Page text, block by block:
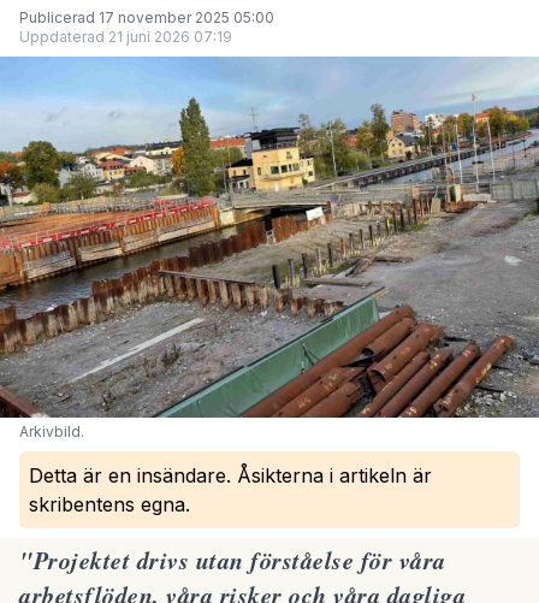
Publicerad 17 november 2025 05:00
Uppdaterad 21 juni 2026 07:19
Arkivbild.
Detta är en insändare. Åsikterna i artikeln är
skribentens egna.
"Projektet drivs utan förståelse för våra
arbetsflöden, våra risker och våra dagliga